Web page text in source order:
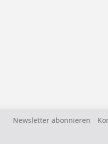
Newsletter abonnieren